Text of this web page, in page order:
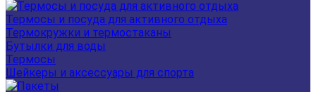
Термосы и посуда для активного отдыха
Термокружки и термостаканы
Бутылки для воды
Термосы
Шейкеры и аксессуары для спорта